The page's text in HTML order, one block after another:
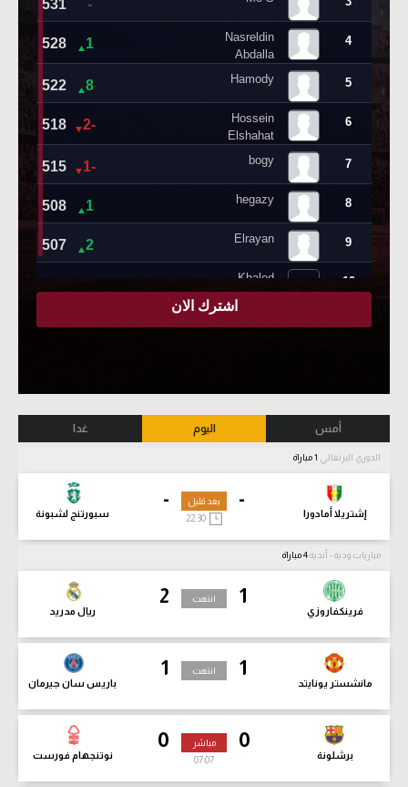
أمس اليوم غدا
الدوري البرتغالي
-
إشتريلا أمادورا
-
سبورتنج لشبونة
بعد قليل
مباريات ودية - أندية
1
فرينكفاروزي
2
ريال مدريد
انتهت
1
مانشستر يونايتد
1
باريس سان جيرمان
انتهت
0
برشلونة
0
نوتنجهام فورست
مباشر
07:08